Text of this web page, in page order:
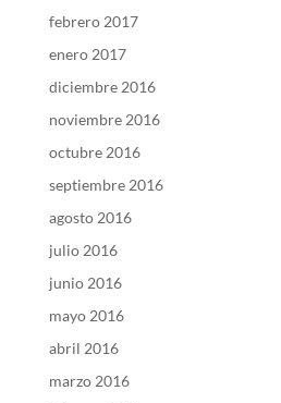
febrero 2017
enero 2017
diciembre 2016
noviembre 2016
octubre 2016
septiembre 2016
agosto 2016
julio 2016
junio 2016
mayo 2016
abril 2016
marzo 2016